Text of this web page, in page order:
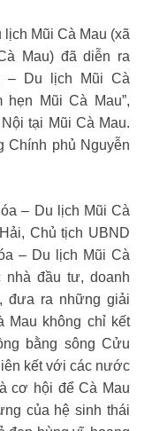
Mũi Cà Mau (xã
Mau) đã diễn ra
– Du lịch Mũi Cà
Mũi Cà Mau”,
tại Mũi Cà Mau.
phủ Nguyễn
– Du lịch Mũi Cà
Chủ tịch UBND
– Du lịch Mũi Cà
đầu tư, doanh
đưa ra những giải
Mau không chỉ kết
bằng sông Cửu
kết với các nước
cơ hội để Cà Mau
của hệ sinh thái